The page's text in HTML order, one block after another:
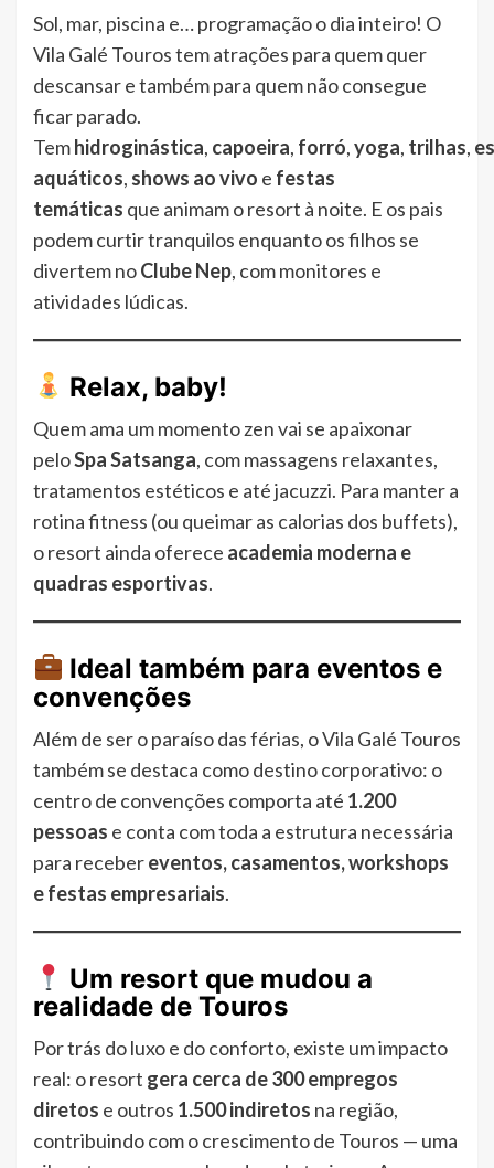
Sol, mar, piscina e… programação o dia inteiro! O
Vila Galé Touros tem atrações para quem quer
descansar e também para quem não consegue
ficar parado.
Temhidroginástica, capoeira, forró,yoga, trilhas,
aquáticos, shows ao vivo e festas
temáticas que animam o resort à noite. E os pais
podem curtir tranquilos enquanto os filhos se
divertem noClube Nep, com monitores e
atividades lúdicas.
Relax, baby!
Quem ama um momento zen vai se apaixonar
peloSpa Satsanga, com massagens relaxantes,
tratamentos estéticos e até jacuzzi. Para manter a
rotina fitness (ou queimar as calorias dos buffets),
o resort ainda oferece academia moderna e
quadras esportivas.
Ideal também para eventos e
convenções
Além de ser o paraíso das férias, o Vila Galé Touros
também se destaca como destino corporativo: o
centro de convenções comporta até 1.200
pessoas e conta com toda a estrutura necessária
para recebereventos, casamentos, workshops
e festas empresariais.
Um resort que mudou a
realidade de Touros
Por trás do luxo e do conforto, existe um impacto
real: o resort gera cerca de 300 empregos
diretos e outros 1.500 indiretos na região,
contribuindo com o crescimento de Touros — uma